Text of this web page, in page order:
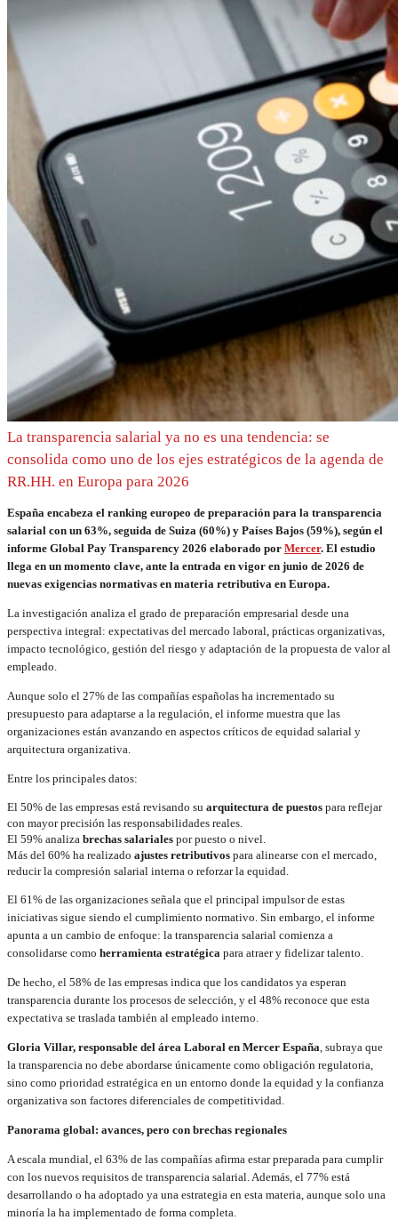
La transparencia salarial ya no es una tendencia: se
consolida como uno de los ejes estratégicos de la agenda de
RR.HH. en Europa para 2026
España encabeza el ranking europeo de preparación para la transparencia
salarial con un 63%, seguida de Suiza (60%) y Países Bajos (59%), según el
informe Global Pay Transparency 2026 elaborado por Mercer. El estudio
llega en un momento clave, ante la entrada en vigor en junio de 2026 de
nuevas exigencias normativas en materia retributiva en Europa.
La investigación analiza el grado de preparación empresarial desde una
perspectiva integral: expectativas del mercado laboral, prácticas organizativas,
impacto tecnológico, gestión del riesgo y adaptación de la propuesta de valor al
empleado.
Aunque solo el 27% de las compañías españolas ha incrementado su
presupuesto para adaptarse a la regulación, el informe muestra que las
organizaciones están avanzando en aspectos críticos de equidad salarial y
arquitectura organizativa.
Entre los principales datos:
El 50% de las empresas está revisando su arquitectura de puestos para reflejar
con mayor precisión las responsabilidades reales.
El 59% analiza brechas salariales por puesto o nivel.
Más del 60% ha realizado ajustes retributivos para alinearse con el mercado,
reducir la compresión salarial interna o reforzar la equidad.
El 61% de las organizaciones señala que el principal impulsor de estas
iniciativas sigue siendo el cumplimiento normativo. Sin embargo, el informe
apunta a un cambio de enfoque: la transparencia salarial comienza a
consolidarse como herramienta estratégica para atraer y fidelizar talento.
De hecho, el 58% de las empresas indica que los candidatos ya esperan
transparencia durante los procesos de selección, y el 48% reconoce que esta
expectativa se traslada también al empleado interno.
Gloria Villar, responsable del área Laboral en Mercer España , subraya que
la transparencia no debe abordarse únicamente como obligación regulatoria,
sino como prioridad estratégica en un entorno donde la equidad y la confianza
organizativa son factores diferenciales de competitividad.
Panorama global: avances, pero con brechas regionales
A escala mundial, el 63% de las compañías afirma estar preparada para cumplir
con los nuevos requisitos de transparencia salarial. Además, el 77% está
desarrollando o ha adoptado ya una estrategia en esta materia, aunque solo una
minoría la ha implementado de forma completa.